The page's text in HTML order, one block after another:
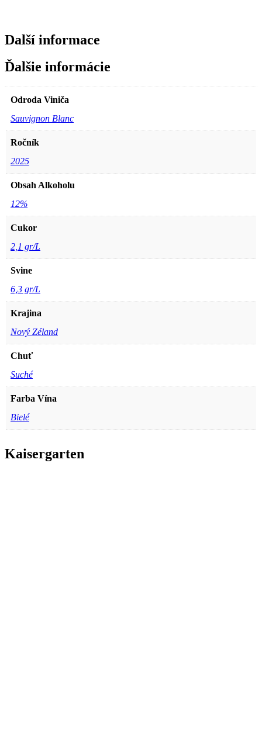
Další informace
Ďalšie informácie
Odroda Viniča
Sauvignon Blanc
Ročník
2025
Obsah Alkoholu
12%
Cukor
2,1 gr/L
Svine
6,3 gr/L
Krajina
Nový Zéland
Chuť
Suché
Farba Vína
Bielé
Kaisergarten